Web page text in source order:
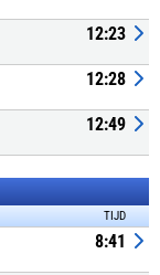
12:23
12:28
12:49
TIJD
8:41